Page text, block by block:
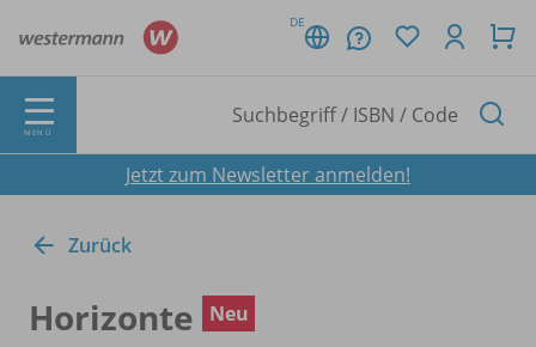
DE
MENÜ
Jetzt zum Newsletter anmelden!
Zurück
Horizonte Neu